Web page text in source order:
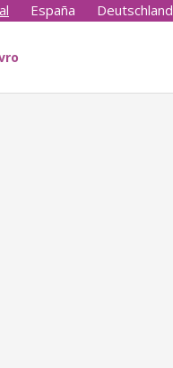
España Deutschland